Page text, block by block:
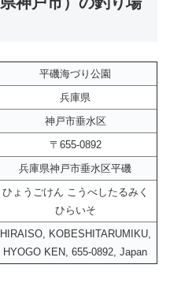
平磯海づり公園
兵庫県
神戸市垂水区
〒655-0892
兵庫県神戸市垂水区平磯
ひょうごけん こうべしたるみく
ひらいそ
HIRAISO, KOBESHITARUMIKU,
HYOGO KEN, 655-0892, Japan